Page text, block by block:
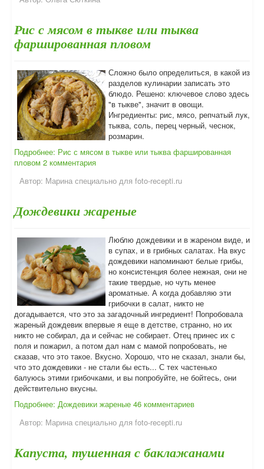
Рис с мясом в тыкве или тыква
фаршированная пловом
Сложно было определиться, в какой из
разделов кулинарии записать это
блюдо. Решено: ключевое слово здесь
"в тыкве", значит в овощи.
Ингредиенты: рис, мясо, репчатый лук,
тыква, соль, перец черный, чеснок,
розмарин.
Подробнее: Рис с мясом в тыкве или тыква фаршированная
пловом 2 комментария
Автор: Марина специально для foto-recepti.ru
Дождевики жареные
Люблю дождевики и в жареном виде, и
в супах, и в грибных салатах. На вкус
дождевики напоминают белые грибы,
но консистенция более нежная, они не
такие твердые, но чуть менее
ароматные. А когда добавляю эти
грибочки в салат, никто не
догадывается, что это за загадочный ингредиент! Попробовала
жареный дождевик впервые я еще в детстве, странно, но их
никто не собирал, да и сейчас не собирает. Отец принес их с
поля и пожарил, а потом дал нам с мамой попробовать, не
сказав, что это такое. Вкусно. Хорошо, что не сказал, знали бы,
что это дождевики - не стали бы есть... С тех частенько
балуюсь этими грибочками, и вы попробуйте, не бойтесь, они
действительно вкусны.
Подробнее: Дождевики жареные 46 комментариев
Автор: Марина специально для foto-recepti.ru
Капуста, тушенная с баклажанами